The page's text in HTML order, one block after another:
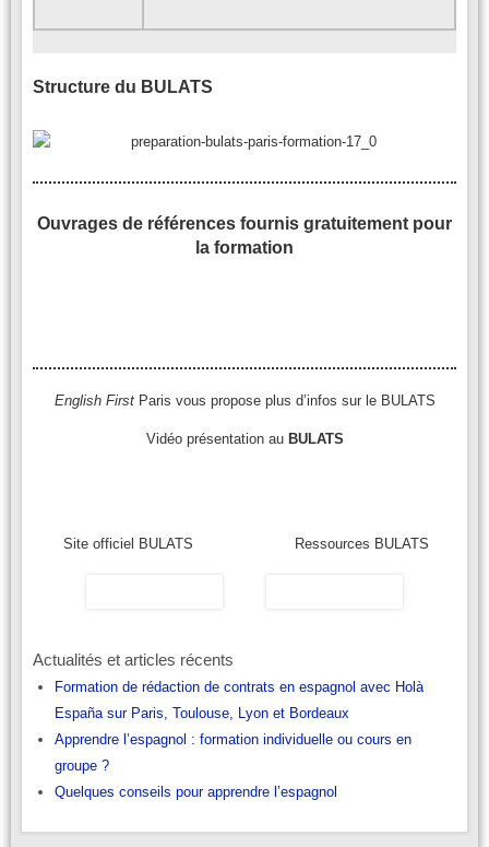
Structure du BULATS
Ouvrages de références fournis gratuitement pour
la formation
English FirstParis vous propose plus d’infos sur le BULATS
Vidéo présentation au BULATS
Site officiel BULATS Ressources BULATS
Actualités et articles récents
Formation de rédaction de contrats en espagnol avec Holà
España sur Paris, Toulouse, Lyon et Bordeaux
Apprendre l’espagnol : formation individuelle ou cours en
groupe ?
Quelques conseils pour apprendre l’espagnol